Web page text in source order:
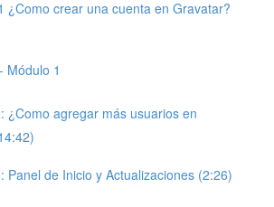
¿Como crear una cuenta en Gravatar?
Módulo 1
¿Como agregar más usuarios en
Panel de Inicio y Actualizaciones (2:26)